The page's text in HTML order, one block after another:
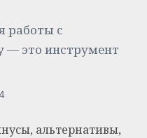
работы с
— это инструмент
альтернативы,